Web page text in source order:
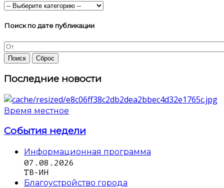
Поиск по дате публикации
Последние новости
Время местное
События недели
Информационная программа
07.08.2026
ТВ-ИН
Благоустройство города